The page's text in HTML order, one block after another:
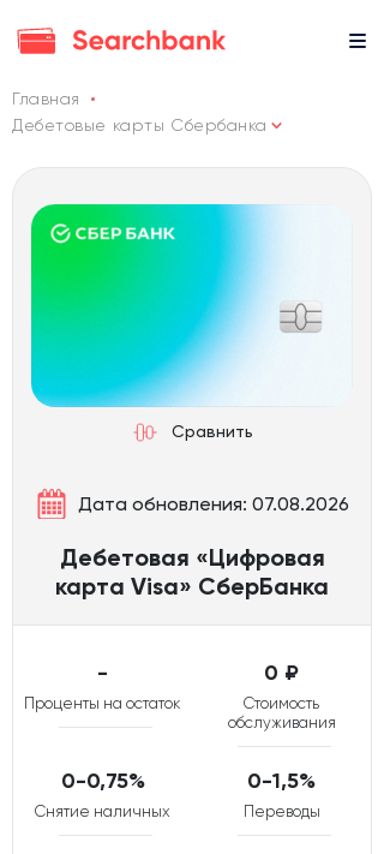
Главная
Дебетовые карты Сбербанка
Сравнить
Дата обновления: 07.08.2026
Дебетовая «Цифровая
карта Visa» СберБанка
-
Проценты на остаток
0 ₽
Стоимость
обслуживания
0-0,75%
Снятие наличных
0-1,5%
Переводы